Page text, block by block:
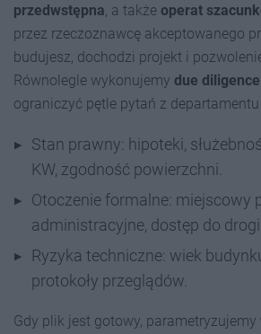
przedwstępna , a także operat
przez rzeczoznawcę akceptowanego
budujesz, dochodzi projekt i
Równolegle wykonujemy due
ograniczyć pętle pytań z departamentu
Stan prawny: hipoteki,
KW, zgodność powierzchni.
Otoczenie formalne: miejscowy
administracyjne, dostęp do drogi.
Ryzyka techniczne: wiek
protokoły przeglądów.
Gdy plik jest gotowy, parametryzujemy